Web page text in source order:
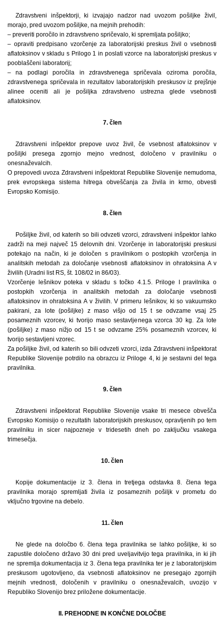
Zdravstveni inšpektorji, ki izvajajo nadzor nad uvozom pošiljke živil,
morajo, pred uvozom pošiljke, na mejnih prehodih:
– preveriti poročilo in zdravstveno spričevalo, ki spremljata pošiljko;
– opraviti predpisano vzorčenje za laboratorijski preskus živil o vsebnosti
aflatoksinov v skladu s Prilogo 1 in poslati vzorce na laboratorijski preskus v
pooblaščeni laboratorij;
– na podlagi poročila in zdravstvenega spričevala oziroma poročila,
zdravstvenega spričevala in rezultatov laboratorijskih preskusov iz prejšnje
alinee oceniti ali je pošiljka zdravstveno ustrezna glede vsebnosti
aflatoksinov.
7. člen
Zdravstveni inšpektor prepove uvoz živil, če vsebnost aflatoksinov v
pošiljki presega zgornjo mejno vrednost, določeno v pravilniku o
onesnaževalcih.
O prepovedi uvoza Zdravstveni inšpektorat Republike Slovenije nemudoma,
prek evropskega sistema hitrega obveščanja za živila in krmo, obvesti
Evropsko Komisijo.
8. člen
Pošiljke živil, od katerih so bili odvzeti vzorci, zdravstveni inšpektor lahko
zadrži na meji največ 15 delovnih dni. Vzorčenje in laboratorijski preskusi
potekajo na način, ki je določen s pravilnikom o postopkih vzorčenja in
analitskih metodah za določanje vsebnosti aflatoksinov in ohratoksina A v
živilih (Uradni list RS, št. 108/02 in 86/03).
Vzorčenje lešnikov poteka v skladu s točko 4.1.5. Priloge I pravilnika o
postopkih vzorčenja in analitskih metodah za določanje vsebnosti
aflatoksinov in ohratoksina A v živilih. V primeru lešnikov, ki so vakuumsko
pakirani, za lote (pošiljke) z maso višjo od 15 t se odvzame vsaj 25
posameznih vzorcev, ki tvorijo maso sestavljenega vzorca 30 kg. Za lote
(pošiljke) z maso nižjo od 15 t se odvzame 25% posameznih vzorcev, ki
tvorijo sestavljeni vzorec.
Za pošiljke živil, od katerih so bili odvzeti vzorci, izda Zdravstveni inšpektorat
Republike Slovenije potrdilo na obrazcu iz Priloge 4, ki je sestavni del tega
pravilnika.
9. člen
Zdravstveni inšpektorat Republike Slovenije vsake tri mesece obvešča
Evropsko Komisijo o rezultatih laboratorijskih preskusov, opravljenih po tem
pravilniku in sicer najpozneje v tridesetih dneh po zaključku vsakega
trimesečja.
10. člen
Kopije dokumentacije iz 3. člena in tretjega odstavka 8. člena tega
pravilnika morajo spremljati živila iz posameznih pošiljk v prometu do
vključno trgovine na debelo.
11. člen
Ne glede na določbo 6. člena tega pravilnika se lahko pošiljke, ki so
zapustile določeno državo 30 dni pred uveljavitvijo tega pravilnika, in ki jih
ne spremlja dokumentacija iz 3. člena tega pravilnika ter je z laboratorijskim
preskusom ugotovljeno, da vsebnosti aflatoksinov ne presegajo zgornjih
mejnih vrednosti, določenih v pravilniku o onesnaževalcih, uvozijo v
Republiko Slovenijo brez priložene dokumentacije.
II. PREHODNE IN KONČNE DOLOČBE